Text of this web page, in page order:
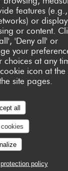
features (e.g.,
or display
or content.
'Deny all' or
your
choices at any
icon at the
site pages.
all
policy
VALUE: 4/5